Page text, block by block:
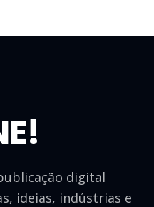
digital
ideias, indústrias e